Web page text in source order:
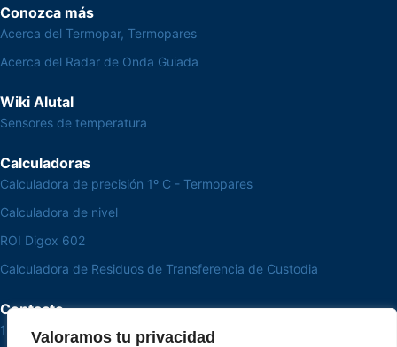
Valoramos tu privacidad
Conozca más
Acerca del Termopar, Termopares
Acerca del Radar de Onda Guiada
Wiki Alutal
Sensores de temperatura
Calculadoras
Calculadora de precisión 1º C - Termopares
Calculadora de nivel
ROI Digox 602
Calculadora de Residuos de Transferencia de Custodia
Contacto
15 3033-8008